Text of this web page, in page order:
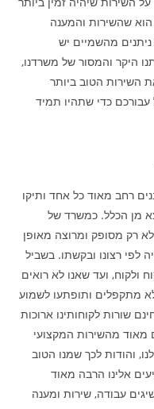
שהשירות והמענה
מהשמיים יש
היקר והמסור של משרדנו,
השירות הטוב ביותר
עבורכם כדי שתהיו תמיד
רחב מאוד כל אחד ותיקו
מן הכלל. כמשרד של
רק מסופק ומרוצה מאופן
רצונו ובקשתו. בשביל
ולקוח, ועד שאנו לא רואים
מתקפלים ותופתעו לשמוע
שורות לקוחותינו ארוכות
מאוד מהשירות המקצועי
והודות לכך שמנו הטוב
אלינו הרבה מאוד
עבודה, שירות ומענה